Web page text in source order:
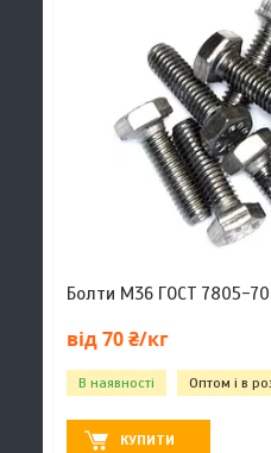
Болти М36 ГОСТ 7805-
від 70 ₴/кг
В наявності Оптом і в
КУПИТИ